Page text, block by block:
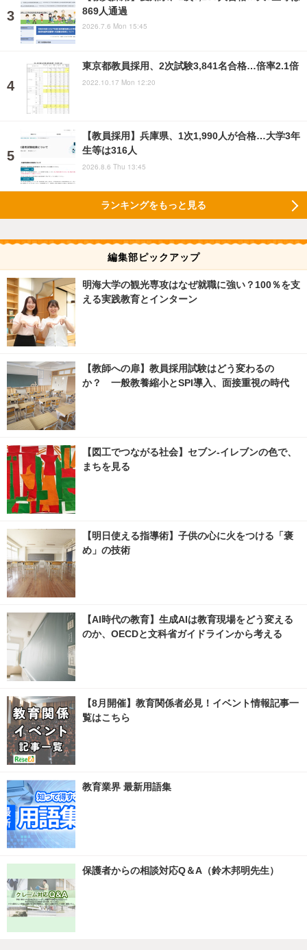
869人通過
2026.7.6 Mon 15:45
東京都教員採用、2次試験3,841名合格…倍率2.1倍
2022.10.17 Mon 12:20
【教員採用】兵庫県、1次1,990人が合格…大学3年
生等は316人
2026.8.6 Thu 13:45
ランキングをもっと見る
編集部ピックアップ
明海大学の観光専攻はなぜ就職に強い？100％を支
える実践教育とインターン
【教師への扉】教員採用試験はどう変わるの
か？ 一般教養縮小とSPI導入、面接重視の時代
【図工でつながる社会】セブン‐イレブンの色で、
まちを見る
【明日使える指導術】子供の心に火をつける「褒
め」の技術
【AI時代の教育】生成AIは教育現場をどう変える
のか、OECDと文科省ガイドラインから考える
【8月開催】教育関係者必見！イベント情報記事一
覧はこちら
教育業界 最新用語集
保護者からの相談対応Q＆A（鈴木邦明先生）